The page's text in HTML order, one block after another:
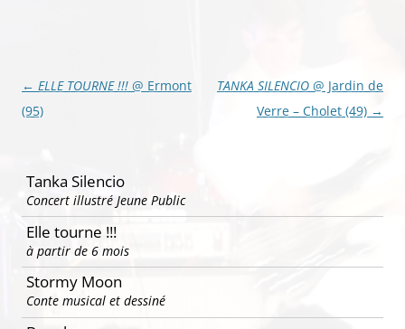
Navigation
des
← ELLE TOURNE !!! @ Ermont
(95)
TANKA SILENCIO @ Jardin de
Verre – Cholet (49) →
Tanka Silencio
Concert illustré Jeune Public
Elle tourne !!!
à partir de 6 mois
Stormy Moon
Conte musical et dessiné